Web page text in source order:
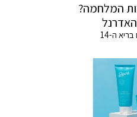
המלחמה?
ה-14